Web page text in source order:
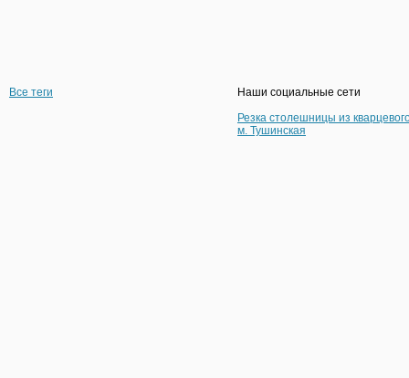
Все теги
Наши социальные сети
Резка столешницы из
м. Тушинская